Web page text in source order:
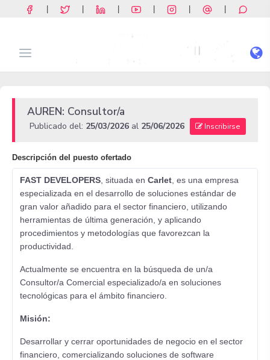
AUREN: Consultor/a
Publicado del: 25/03/2026 al 25/06/2026 Inscribirse
Descripción del puesto ofertado
FAST DEVELOPERS , situada en Carlet , es una empresa
especializada en el desarrollo de soluciones estándar de
gran valor añadido para el sector financiero, utilizando
herramientas de última generación, y aplicando
procedimientos y metodologías que favorezcan la
productividad.
Actualmente se encuentra en la búsqueda de un/a
Consultor/a Comercial especializado/a en soluciones
tecnológicas para el ámbito financiero.
Misión:
Desarrollar y cerrar oportunidades de negocio en el sector
financiero, comercializando soluciones de software